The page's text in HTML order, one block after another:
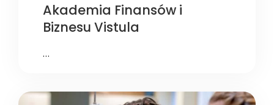
Akademia Finansów i
Biznesu Vistula
…